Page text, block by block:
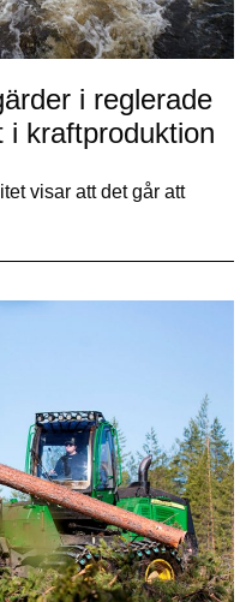
i reglerade
i kraftproduktion
visar att det går att